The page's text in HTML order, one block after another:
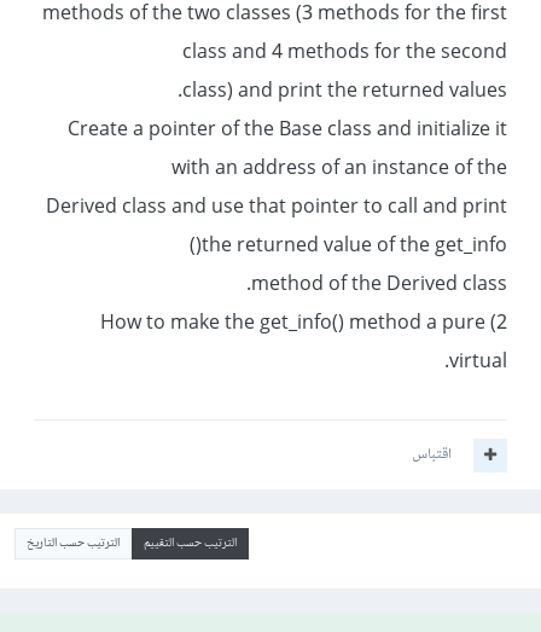
methods of the two classes (3 methods for the first
class and 4 methods for the second
class) and print the returned values.
Create a pointer of the Base class and initialize it
with an address of an instance of the
Derived class and use that pointer to call and print
the returned value of the get_info()
method of the Derived class.
2) How to make the get_info() method a pure
virtual.
اقتباس
الترتيب حسب التقييم الترتيب حسب التاريخ